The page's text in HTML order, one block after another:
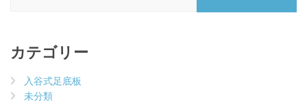
カテゴリー
入谷式足底板
未分類